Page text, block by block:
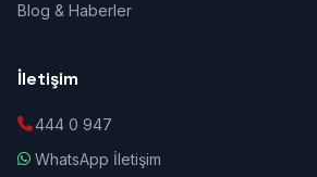
Blog & Haberler
İletişim
444 0 947
WhatsApp İletişim